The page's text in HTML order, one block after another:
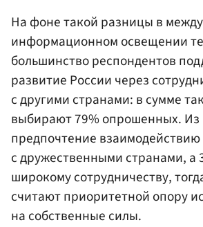
На фоне такой разницы в
информационном освещении
большинство респондентов
развитие России через
с другими странами: в сумме
выбирают 79% опрошенных. Из
предпочтение взаимодействию
с дружественными странами, а
широкому сотрудничеству,
считают приоритетной опору
на собственные силы.